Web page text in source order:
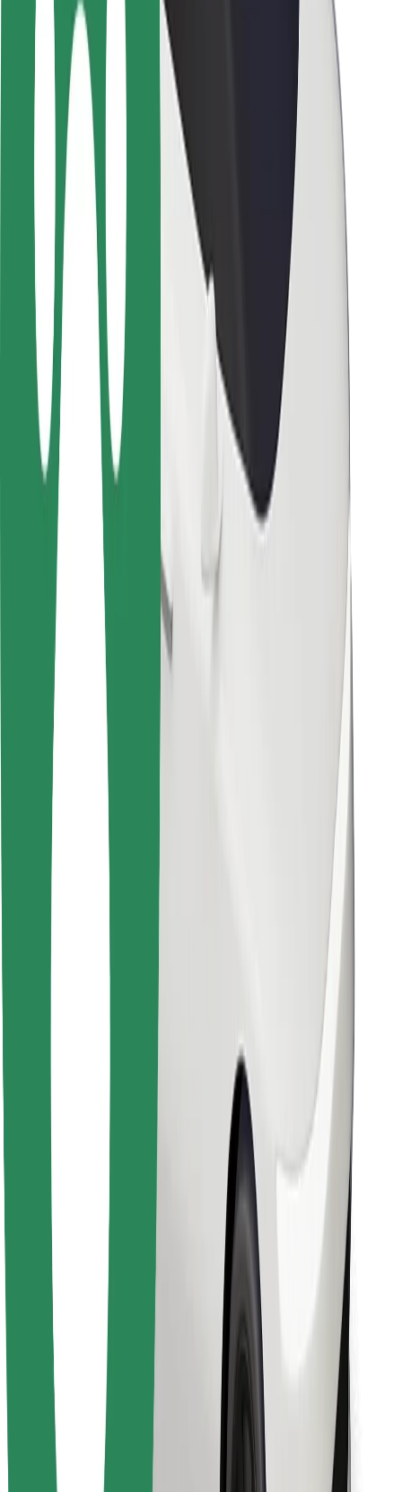
Sərnişin təhlükəsizliyi
Sürücü təhlükəsizliyi
Skuter təhlükəsizliyi
Təhlükəsizlik Laboratoriyası
Şəhərlər
Məkanlar
Şəhər mühiti üçün həllər
Hava limanları
Bolt enerji doldurma stansiyaları
Dəstək
Sərnişinlər üçün
Sürücülər üçün
Kuryerlər üçün
Bolt Food
Avtopark sahibləri üçün
Restoranlar üçün
Digər
Təchizatçılar
Qaydalar və Şərtlər
Kukilər
Dəqiqələr ərzində gediş əldə et!
Bolt tətbiqini endir
Bolt Food tətbiqini endir